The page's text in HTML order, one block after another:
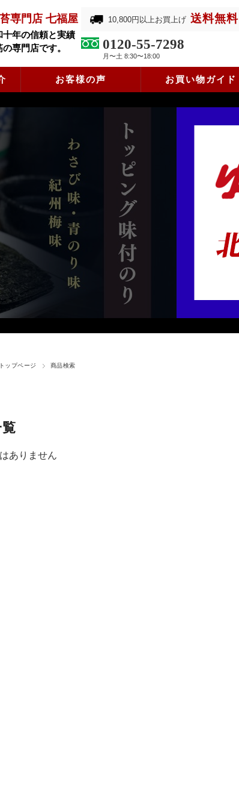
専門店 七福屋
十年の信頼と実績
専門店です。
10,800円以上お買上げ 送料無料
0120-55-7298
月〜土 8:30〜18:00
お客様の声 お買い物ガイド
ップページ 商品検索
ありません